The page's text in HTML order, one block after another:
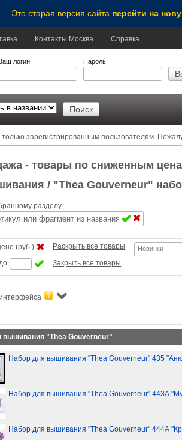
Это старая версия сайта перейти на
Контакты Москва Справка
логин Пароль
зарегистрированным пользователям.
- товары по сниженным
/ "Thea Gouverneur"
разделу
(руб.)
до
Раскрыть все товары
Закрыть все товары
Новинки
вышивания "Thea Gouverneur"
Набор для вышивания "Thea Gouverneur" 435
Набор для вышивания "Thea Gouverneur" 443А
Набор для вышивания "Thea Gouverneur" 444А